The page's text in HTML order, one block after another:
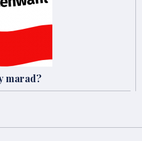
marad?